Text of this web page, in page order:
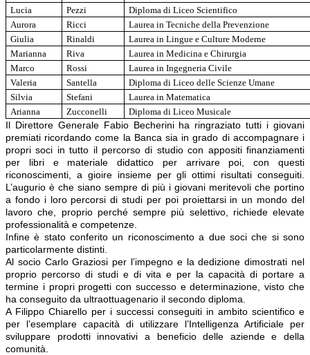
Lucia
Pezzi
Diploma di Liceo Scientifico
Aurora
Ricci
Laurea in Tecniche della Prevenzione
Giulia
Rinaldi
Laurea in Lingue e Culture Moderne
Marianna
Riva
Laurea in Medicina e Chirurgia
Marco
Rossi
Laurea in Ingegneria Civile
Valeria
Santella
Diploma di Liceo delle Scienze Umane
Silvia
Stefani
Laurea in Matematica
Arianna
Zucconelli Diploma di Liceo Musicale
Il Direttore Generale Fabio Becherini ha ringraziato tutti i giovani
premiati ricordando come la Banca sia in grado di accompagnare i
propri soci in tutto il percorso di studio con appositi finanziamenti
per libri e materiale didattico per arrivare poi, con questi
riconoscimenti, a gioire insieme per gli ottimi risultati conseguiti.
L’augurio è che siano sempre di più i giovani meritevoli che portino
a fondo i loro percorsi di studi per poi proiettarsi in un mondo del
lavoro che, proprio perché sempre più selettivo, richiede elevate
professionalità e competenze.
Infine è stato conferito un riconoscimento a due soci che si sono
particolarmente distinti.
Al socio Carlo Graziosi per l’impegno e la dedizione dimostrati nel
proprio percorso di studi e di vita e per la capacità di portare a
termine i propri progetti con successo e determinazione, visto che
ha conseguito da ultraottuagenario il secondo diploma.
A Filippo Chiarello per i successi conseguiti in ambito scientifico e
per l’esemplare capacità di utilizzare l’Intelligenza Artificiale per
sviluppare prodotti innovativi a beneficio delle aziende e della
comunità.